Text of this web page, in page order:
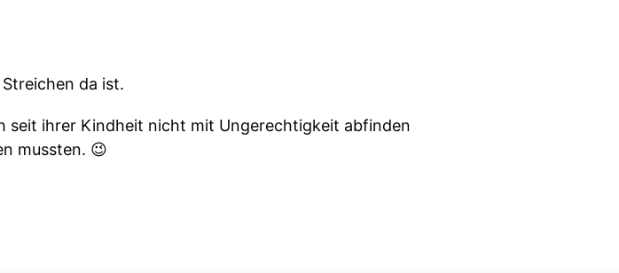
da ist.
seit ihrer Kindheit nicht mit Ungerechtigkeit abfinden
mussten. 😉